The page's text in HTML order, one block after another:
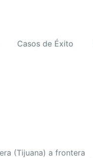
Casos de Éxito
(Tijuana) a frontera